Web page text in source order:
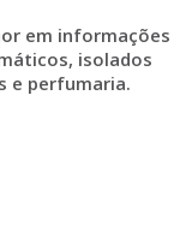
em informações
isolados
e perfumaria.